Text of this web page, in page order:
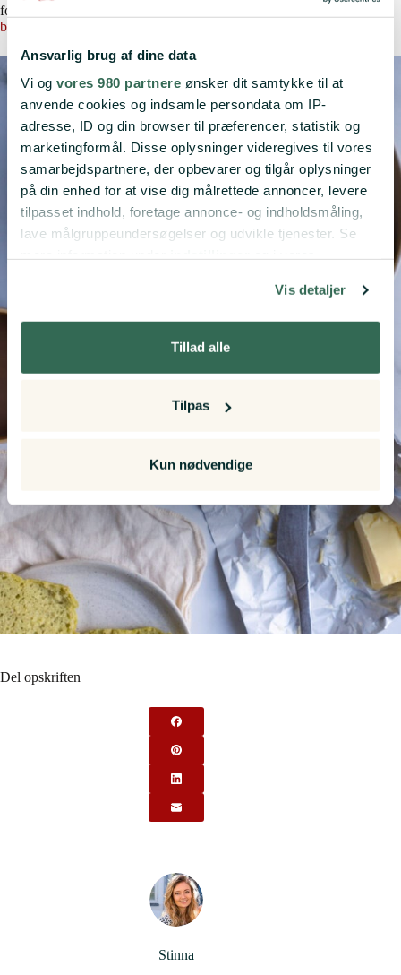
Ansvarlig brug af dine data
Vi og vores 980 partnere ønsker dit samtykke til at
anvende cookies og indsamle persondata om IP-
adresse, ID og din browser til præferencer, statistik og
marketingformål. Disse oplysninger videregives til vores
samarbejdspartnere, der opbevarer og tilgår oplysninger
på din enhed for at vise dig målrettede annoncer, levere
tilpasset indhold, foretage annonce- og indholdsmåling,
lave målgruppeundersøgelser og udvikle tjenester. Se
"Cookiedeklaration", eller ved at trykke på "Privacy
Indsamle præcise oplysninger om din placering,
dens unikke karakteristika (fingerprinting)
Vi bruger cookies til at tilpasse vores indhold og
annoncer, til at vise dig funktioner til sociale medier og til
at analysere vores trafik. Vi deler også oplysninger om
din brug af vores hjemmeside med vores partnere inden
for sociale medier, annonceringspartnere og
data med andre oplysninger, du har givet dem, eller som
10 third parties
process your information.
Vis detaljer
Tillad alle
Tilpas
Kun nødvendige
forskellige slags grøntsager. Prøv fx
broccoliboller
Del opskriften
Stinna